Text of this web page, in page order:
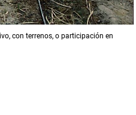
con terrenos, o participación en